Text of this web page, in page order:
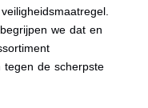
we dat en
tegen de scherpste